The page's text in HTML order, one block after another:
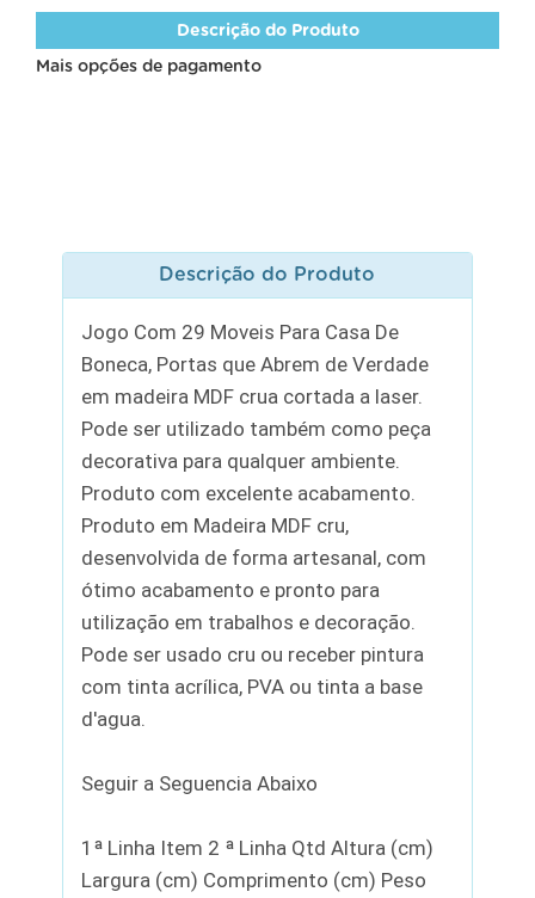
Descrição do Produto
Mais opções de pagamento
Descrição do Produto
Jogo Com 29 Moveis Para Casa De
Boneca, Portas que Abrem de Verdade
em madeira MDF crua cortada a laser.
Pode ser utilizado também como peça
decorativa para qualquer ambiente.
Produto com excelente acabamento.
Produto em Madeira MDF cru,
desenvolvida de forma artesanal, com
ótimo acabamento e pronto para
utilização em trabalhos e decoração.
Pode ser usado cru ou receber pintura
com tinta acrílica, PVA ou tinta a base
d'agua.
Seguir a Seguencia Abaixo
1ª Linha Item 2 ª Linha Qtd Altura (cm)
Largura (cm) Comprimento (cm) Peso